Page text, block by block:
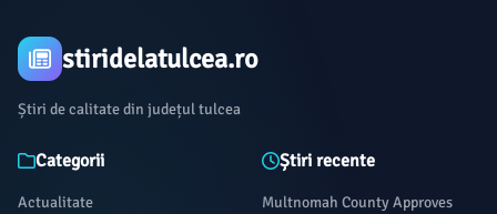
stiridelatulcea.ro
Știri de calitate din județul tulcea
Categorii
Actualitate
Știri recente
Multnomah County Approves